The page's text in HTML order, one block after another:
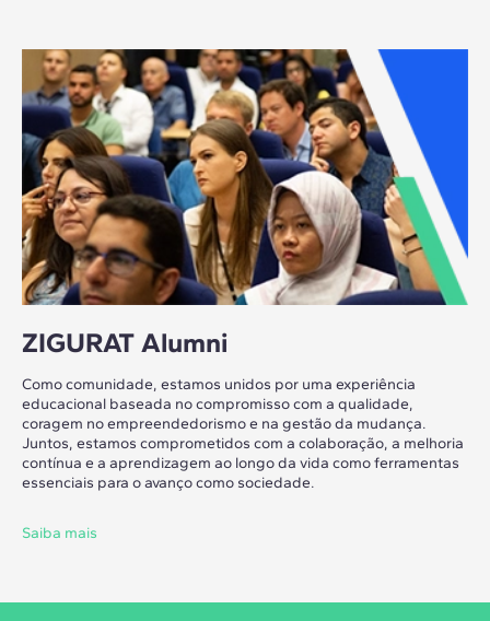
ZIGURAT Alumni
Como comunidade, estamos unidos por uma experiência
educacional baseada no compromisso com a qualidade,
coragem no empreendedorismo e na gestão da mudança.
Juntos, estamos comprometidos com a colaboração, a melhoria
contínua e a aprendizagem ao longo da vida como ferramentas
essenciais para o avanço como sociedade.
Saiba mais